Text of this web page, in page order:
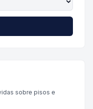
sobre pisos e